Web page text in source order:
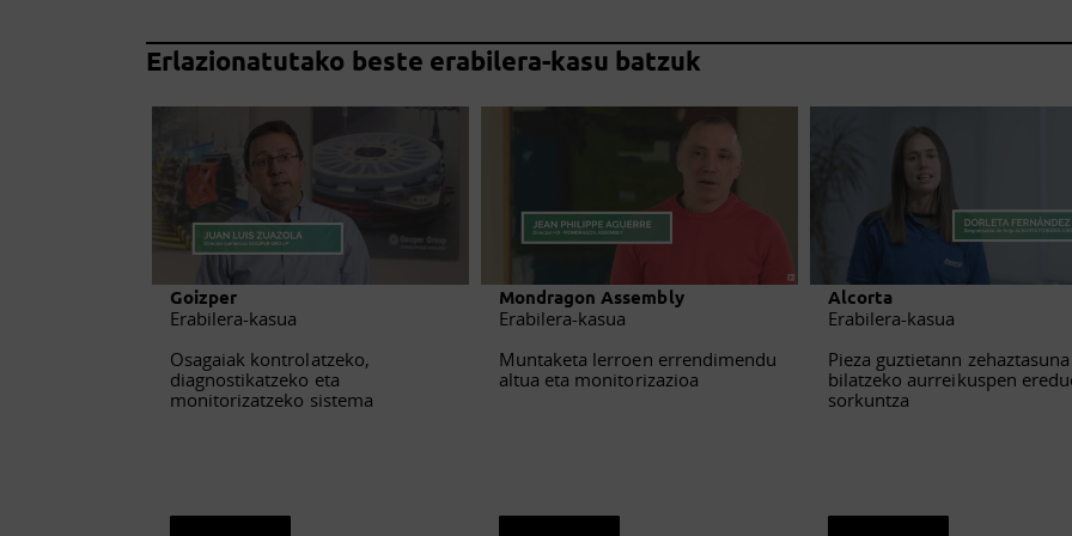
Erlazionatutako beste erabilera-kasu batzuk
Goizper
Erabilera-kasua
Osagaiak kontrolatzeko,
diagnostikatzeko eta
monitorizatzeko sistema
Mondragon Assembly
Erabilera-kasua
Muntaketa lerroen errendimendu
altua eta monitorizazioa
Alcorta
Erabilera-kasua
Pieza guztietann zehaztasuna
bilatzeko aurreikuspen
sorkuntza